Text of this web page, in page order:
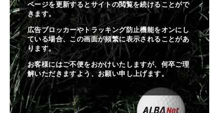
ページを更新するとサイトの閲覧を続けることがで
きます。
広告ブロッカーやトラッキング防止機能をオンにし
ている場合、この画面が頻繁に表示されることがあ
ります。
お客様にはご不便をおかけいたしますが、何卒ご理
解いただきますよう、お願い申し上げます。